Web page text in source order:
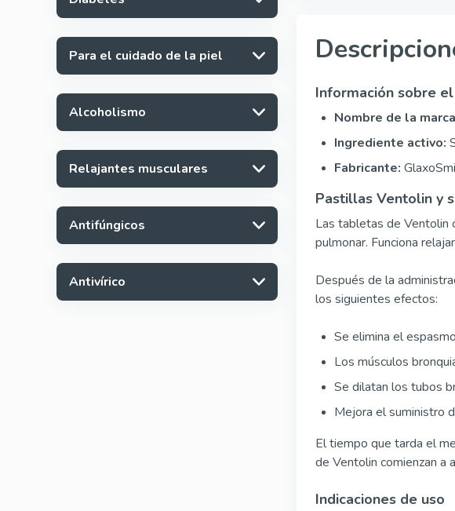
Para el cuidado de la piel
Alcoholismo
Relajantes musculares
Antifúngicos
Antivírico
Información sobre
Nombre de la
Ingrediente activo:
Fabricante:
Pastillas Ventolin y
Las tabletas de Ventolin
pulmonar. Funciona
Después de la
los siguientes efectos:
Se elimina el
Los músculos
Se dilatan los tubos
Mejora el suministro
El tiempo que tarda el
de Ventolin comienzan a
Indicaciones de uso